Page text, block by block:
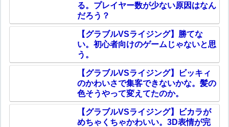
る。プレイヤー数が少ない原因はなん
だろう？
【グラブルVSライジング】勝てな
い。初心者向けのゲームじゃないと思
う。
【グラブルVSライジング】ビッキィ
のかわいさで集客できないかな。髪の
色そうやって変えてたのか。
【グラブルVSライジング】ビカラが
めちゃくちゃかわいい。3D表情が完